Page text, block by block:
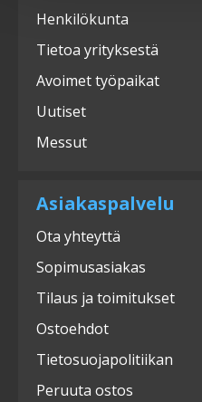
Henkilökunta
Tietoa yrityksestä
Avoimet työpaikat
Uutiset
Messut
Asiakaspalvelu
Ota yhteyttä
Sopimusasiakas
Tilaus ja toimitukset
Ostoehdot
Tietosuojapolitiikan
Peruuta ostos